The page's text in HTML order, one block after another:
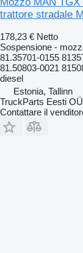
trattore stradale
178,23 € Netto
Sospensione -
81.35701-0155
81.50803-0021
diesel
Estonia, Tallinn
TruckParts Eesti OÜ
Contattare il